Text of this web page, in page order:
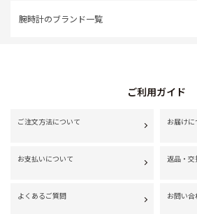
腕時計のブランド一覧
ご利用ガイド
ご注文方法について お届けに
お支払いについて 返品・交
よくあるご質問 お問い合